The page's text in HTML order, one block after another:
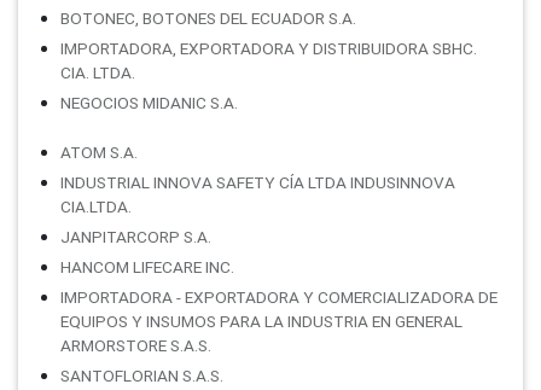
BOTONEC, BOTONES DEL ECUADOR S.A.
IMPORTADORA, EXPORTADORA Y DISTRIBUIDORA SBHC.
CIA. LTDA.
NEGOCIOS MIDANIC S.A.
ATOM S.A.
INDUSTRIAL INNOVA SAFETY CÍA LTDA INDUSINNOVA
CIA.LTDA.
JANPITARCORP S.A.
HANCOM LIFECARE INC.
IMPORTADORA - EXPORTADORA Y COMERCIALIZADORA DE
EQUIPOS Y INSUMOS PARA LA INDUSTRIA EN GENERAL
ARMORSTORE S.A.S.
SANTOFLORIAN S.A.S.